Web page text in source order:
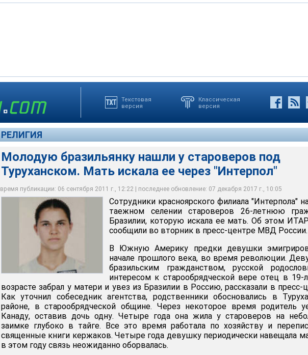
Текстовая
версия
Классическая
версия
РЕЛИГИЯ
Молодую бразильянку нашли у староверов под
Туруханском. Мать искала ее через "Интерпол"
время публикации: 06 сентября 2011 г., 12:22 | последнее обновление: 07 декабря 2017 г., 10:05
Девушку с бразильским гражданством, русской родословной и интересом к
старообрядческой вере отец в 19-летнем возрасте забрал у матери и увез из
Бразилии в Россию
press-line.ru
Сотрудники красноярского филиала "Интерпола"
таежном селении староверов 26-летнюю
Бразилии, которую искала ее мать. Об этом
сообщили во вторник в пресс-центре МВД России.
В Южную Америку предки девушки
начале прошлого века, во время революции.
бразильским гражданством, русской
интересом к старообрядческой вере отец в 19-
возрасте забрал у матери и увез из Бразилии в Россию, рассказали в пресс-
Как уточнил собеседник агентства, родственники обосновались в
районе, в старообрядческой общине. Через некоторое время родитель
Канаду, оставив дочь одну. Четыре года она жила у староверов на
заимке глубоко в тайге. Все это время работала по хозяйству и
священные книги кержаков. Четыре года девушку периодически навещала
в этом году связь неожиданно оборвалась.